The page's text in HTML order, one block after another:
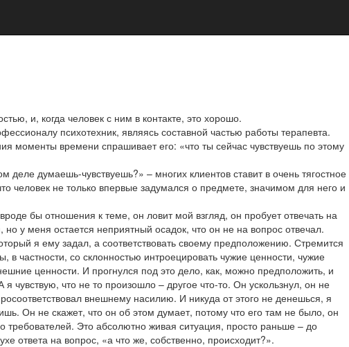
и, когда человек с ним в контакте, это хорошо.
психотехник, являясь составной частью работы терапевта.
моменты времени спрашивает его: «что ты сейчас чувствуешь по этому
думаешь-чувствуешь?» – многих клиентов ставит в очень тягостное
не только впервые задумался о предмете, значимом для него и
бы отношения к теме, он ловит мой взгляд, он пробует отвечать на
у меня остается неприятный осадок, что он не на вопрос отвечал.
я ему задал, а соответствовать своему предположению. Стремится
частности, со склонностью интроецировать чужие ценности, чужие
ценности. И прогнулся под это дело, как, можно предположить, и
чувствую, что не то произошло – другое что-то. Он ускользнул, он не
внешнему насилию. И никуда от этого не денешься, я
Он не скажет, что он об этом думает, потому что его там не было, он
требователей. Это абсолютно живая ситуация, просто раньше – до
ответа на вопрос, «а что же, собственно, происходит?».